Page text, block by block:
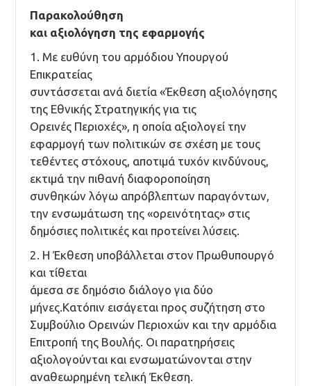
Παρακολούθηση
και αξιολόγηση της εφαρμογής
1. Με ευθύνη του αρμόδιου Υπουργού
Επικρατείας
συντάσσεται ανά διετία «Έκθεση αξιολόγησης
της Εθνικής Στρατηγικής για τις
Ορεινές Περιοχές», η οποία αξιολογεί την
εφαρμογή των πολιτικών σε σχέση με τους
τεθέντες στόχους, αποτιμά τυχόν κινδύνους,
εκτιμά την πιθανή διαφοροποίηση
συνθηκών λόγω απρόβλεπτων παραγόντων,
την ενσωμάτωση της «ορεινότητας» στις
δημόσιες πολιτικές και προτείνει λύσεις.
2. Η Έκθεση υποβάλλεται στον Πρωθυπουργό
και τίθεται
άμεσα σε δημόσιο διάλογο για δύο
μήνες.Κατόπιν εισάγεται προς συζήτηση στο
Συμβούλιο Ορεινών Περιοχών και την αρμόδια
Επιτροπή της Βουλής. Οι παρατηρήσεις
αξιολογούνται και ενσωματώνονται στην
αναθεωρημένη τελική Έκθεση.